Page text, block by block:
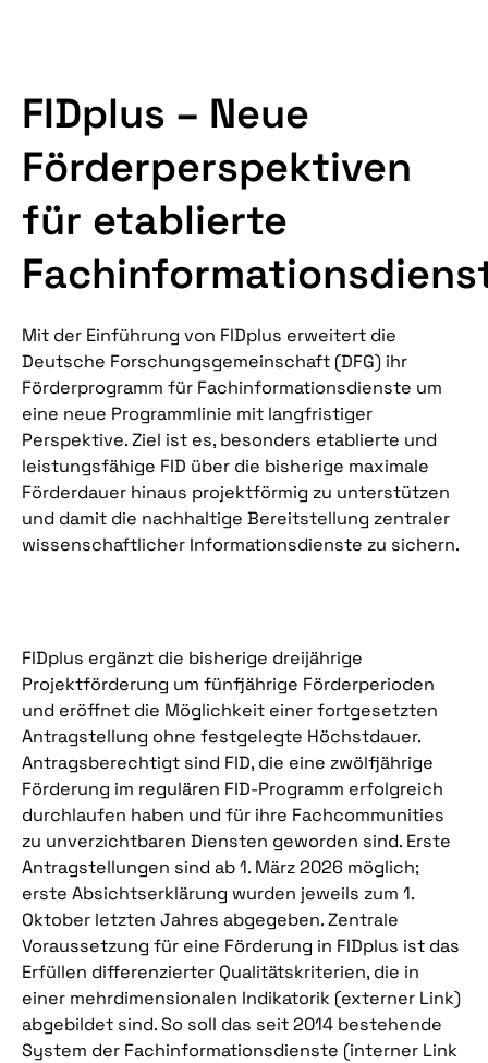
zum Hauptinhalt
FIDplus – Neue
Förderperspektiven
für etablierte
Mit der Einführung von FIDplus erweitert die
Deutsche Forschungsgemeinschaft (DFG) ihr
Förderprogramm für Fachinformationsdienste um
eine neue Programmlinie mit langfristiger
Perspektive. Ziel ist es, besonders etablierte und
leistungsfähige FID über die bisherige maximale
Förderdauer hinaus projektförmig zu unterstützen
und damit die nachhaltige Bereitstellung zentraler
wissenschaftlicher Informationsdienste zu sichern.
FIDplus ergänzt die bisherige dreijährige
Projektförderung um fünfjährige Förderperioden
und eröffnet die Möglichkeit einer fortgesetzten
Antragstellung ohne festgelegte Höchstdauer.
Antragsberechtigt sind FID, die eine zwölfjährige
Förderung im regulären FID-Programm erfolgreich
durchlaufen haben und für ihre Fachcommunities
zu unverzichtbaren Diensten geworden sind. Erste
Antragstellungen sind ab 1. März 2026 möglich;
erste Absichtserklärung wurden jeweils zum 1.
Oktober letzten Jahres abgegeben. Zentrale
Voraussetzung für eine Förderung in FIDplus ist das
Erfüllen differenzierter Qualitätskriterien, die in
einer mehrdimensionalen Indikatorik (externer Link)
abgebildet sind. So soll das seit 2014 bestehende
System der Fachinformationsdienste (interner Link